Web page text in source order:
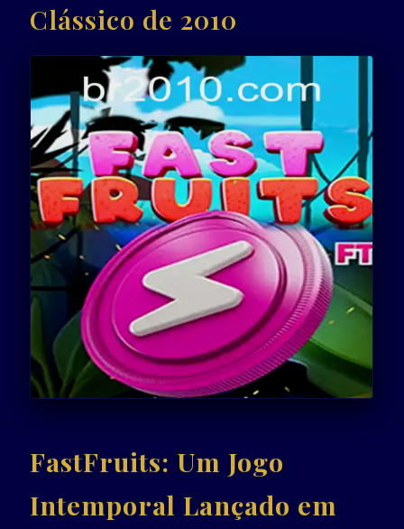
Clássico de 2010
FastFruits: Um Jogo
Intemporal Lançado em